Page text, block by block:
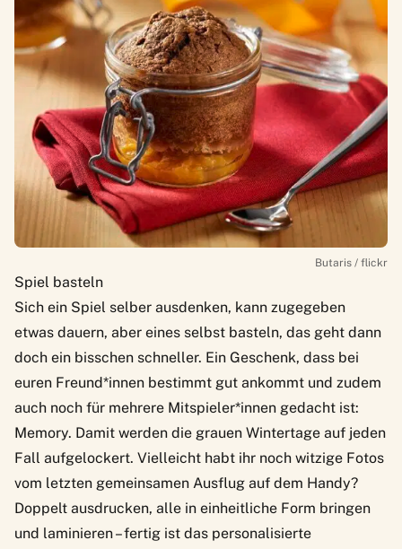
Butaris / flickr
Spiel basteln
Sich ein Spiel selber ausdenken, kann zugegeben
etwas dauern, aber eines selbst basteln, das geht dann
doch ein bisschen schneller. Ein Geschenk, dass bei
euren Freund*innen bestimmt gut ankommt und zudem
auch noch für mehrere Mitspieler*innen gedacht ist:
Memory. Damit werden die grauen Wintertage auf jeden
Fall aufgelockert. Vielleicht habt ihr noch witzige Fotos
vom letzten gemeinsamen Ausflug auf dem Handy?
Doppelt ausdrucken, alle in einheitliche Form bringen
und laminieren – fertig ist das personalisierte